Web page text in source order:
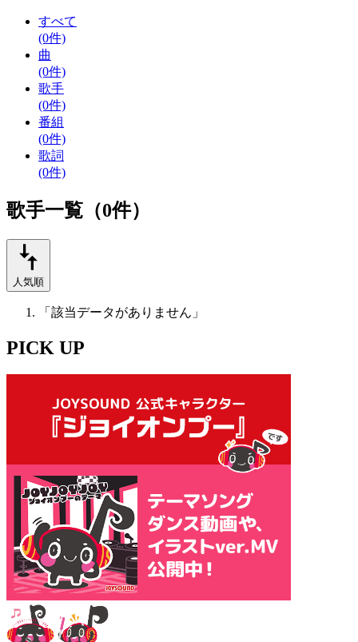
すべて
(0件)
曲
(0件)
歌手
(0件)
番組
(0件)
歌詞
(0件)
歌手一覧（0件）
人気順
「該当データがありません」
PICK UP